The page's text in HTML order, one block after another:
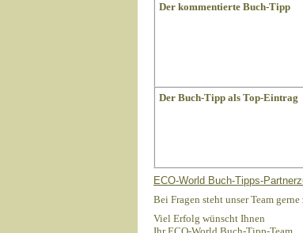
Der kommentierte Buch-Tipp
Der Buch-Tipp als Top-Eintrag
ECO-World Buch-Tipps-
Bei Fragen steht unser Team
Viel Erfolg wünscht Ihnen